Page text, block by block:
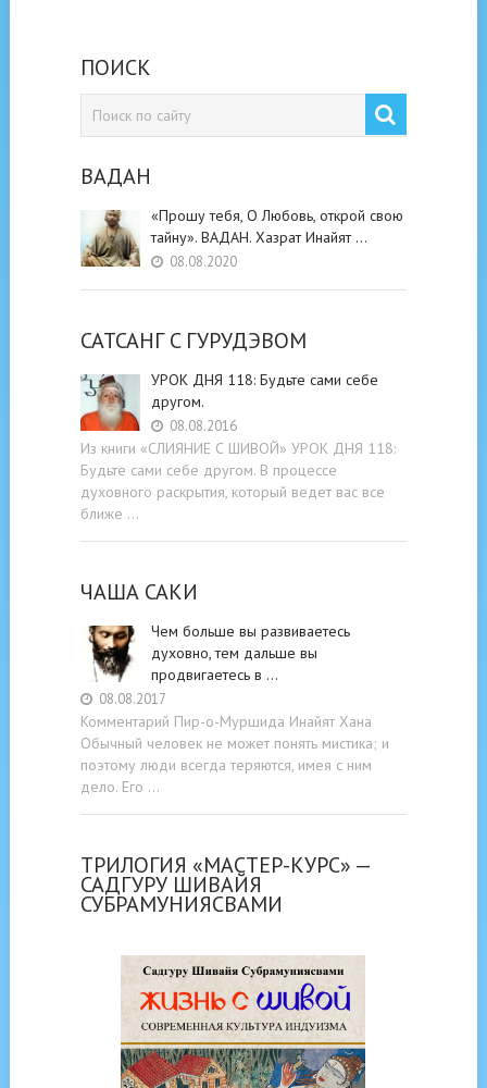
ПОИСК
ВАДАН
«Прошу тебя, О Любовь, открой свою
тайну». ВАДАН. Хазрат Инайят …
08.08.2020
САТСАНГ C ГУРУДЭВОМ
УРОК ДНЯ 118: Будьте cами cебе
другом.
08.08.2016
Из книги «СЛИЯНИЕ С ШИВОЙ» УРОК ДНЯ 118:
Будьте cами cебе другом. В процессе
духовного раскрытия, который ведет вас все
ближе …
ЧАША САКИ
Чем больше вы развиваетесь
духовно, тем дальше вы
продвигаетесь в …
08.08.2017
Комментарий Пир-о-Муршида Инайят Хана
Обычный человек не может понять мистика; и
поэтому люди всегда теряются, имея с ним
дело. Его …
ТРИЛОГИЯ «МАСТЕР-КУРС» —
САДГУРУ ШИВАЙЯ
СУБРАМУНИЯСВАМИ